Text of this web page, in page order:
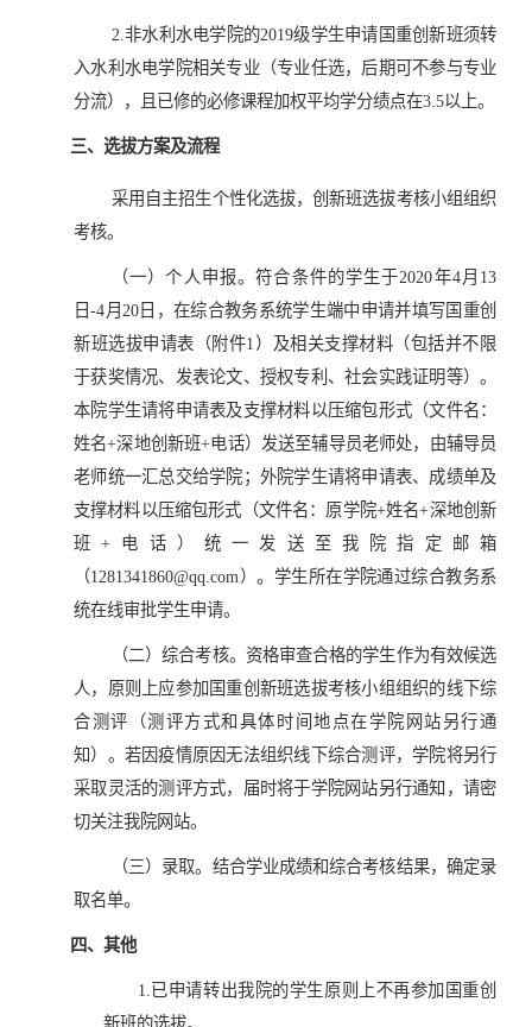
2.非水利水电学院的2019级学生申请国重创新班须转
入水利水电学院相关专业（专业任选，后期可不参与专业
分流），且已修的必修课程加权平均学分绩点在3.5以上。
三、选拔方案及流程
采用自主招生个性化选拔，创新班选拔考核小组组织
考核。
（一）个人申报。符合条件的学生于2020年4月13
日-4月20日，在综合教务系统学生端中申请并填写国重创
新班选拔申请表（附件1）及相关支撑材料（包括并不限
于获奖情况、发表论文、授权专利、社会实践证明等）。
本院学生请将申请表及支撑材料以压缩包形式（文件名：
姓名+深地创新班+电话）发送至辅导员老师处，由辅导员
老师统一汇总交给学院；外院学生请将申请表、成绩单及
支撑材料以压缩包形式（文件名：原学院+姓名+深地创新
班+电话）统一发送至我院指定邮箱
（1281341860@qq.com）。学生所在学院通过综合教务系
统在线审批学生申请。
（二）综合考核。资格审查合格的学生作为有效候选
人，原则上应参加国重创新班选拔考核小组组织的线下综
合测评（测评方式和具体时间地点在学院网站另行通
知）。若因疫情原因无法组织线下综合测评，学院将另行
采取灵活的测评方式，届时将于学院网站另行通知，请密
切关注我院网站。
（三）录取。结合学业成绩和综合考核结果，确定录
取名单。
四、 其他
1.已申请转出我院的学生原则上不再参加国重创